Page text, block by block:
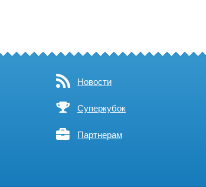
Новости
Суперкубок
Партнерам